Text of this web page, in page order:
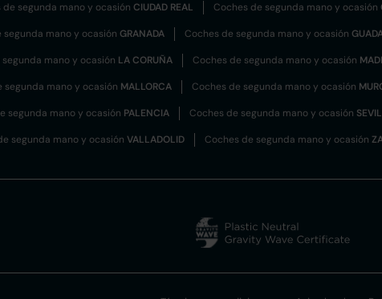
de segunda mano y ocasión CIUDAD REAL Coches de segunda mano y ocasión
segunda mano y ocasión GRANADA Coches de segunda mano y ocasión
mano y ocasión LA CORUÑA Coches de segunda mano y ocasión
segunda mano y ocasión MALLORCA Coches de segunda mano y ocasión
segunda mano y ocasión PALENCIA Coches de segunda mano y ocasión
segunda mano y ocasión VALLADOLID Coches de segunda mano y ocasión